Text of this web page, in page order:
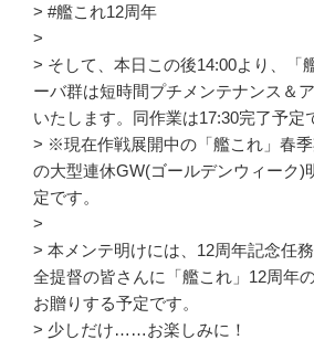
> #艦これ12周年
>
> そして、本日この後14:00より、「
ーバ群は短時間プチメンテナンス＆
いたします。同作業は17:30完了予定
> ※現在作戦展開中の「艦これ」春
の大型連休GW(ゴールデンウィーク)
定です。
>
> 本メンテ明けには、12周年記念任務
全提督の皆さんに「艦これ」12周年
お贈りする予定です。
> 少しだけ……お楽しみに！